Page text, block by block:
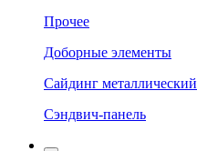
Прочее
Доборные элементы
Сайдинг металлический
Сэндвич-панель